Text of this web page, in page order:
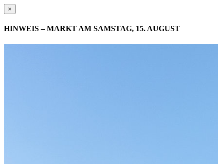
×
HINWEIS – MARKT AM SAMSTAG, 15. AUGUST